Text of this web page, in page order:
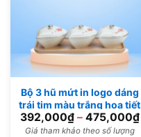
Bộ 3 hũ mứt in logo dáng
trái tim màu trắng hoạ tiết
hoa đào đỏ KM-11
392,000₫– 475,000₫
Giá tham khảo theo số lượng